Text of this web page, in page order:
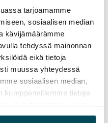
tarjoamamme
sosiaalisen median
kävijämäärämme
tehdyssä mainonnan
eikä tietoja
muussa yhteydessä
sosiaalisen median,
kumppaneillemme tietoja
joita olet antanut
asumisaika
sopimussakolla